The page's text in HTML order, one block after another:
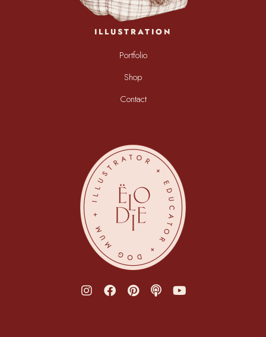
ILLUSTRATION
Portfolio
Shop
Contact